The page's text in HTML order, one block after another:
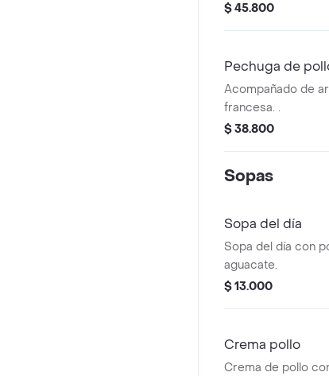
$ 45.800
Pechuga de
Acompañado de
francesa. .
$ 38.800
Sopas
Sopa del día
Sopa del día con
aguacate.
$ 13.000
Crema pollo
Crema de pollo